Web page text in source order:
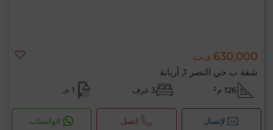
630,000 د.ت
شقة ب حي النصر 1, أريانة
126 م² 3 غرف 1 حـ
لإتصال اتصل الواتساب